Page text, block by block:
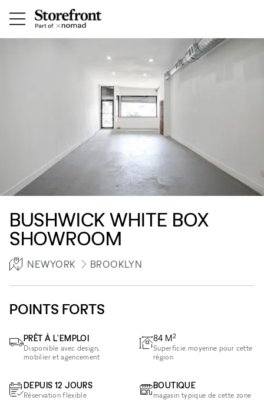
BUSHWICK WHITE BOX
SHOWROOM
NEWYORK BROOKLYN
POINTS FORTS
PRÊT À L'EMPLOI
Disponible avec design,
mobilier et agencement
DEPUIS 12 JOURS
Réservation flexible
84 M2
Superficie moyenne pour cette
région
BOUTIQUE
magasin typique de cette zone